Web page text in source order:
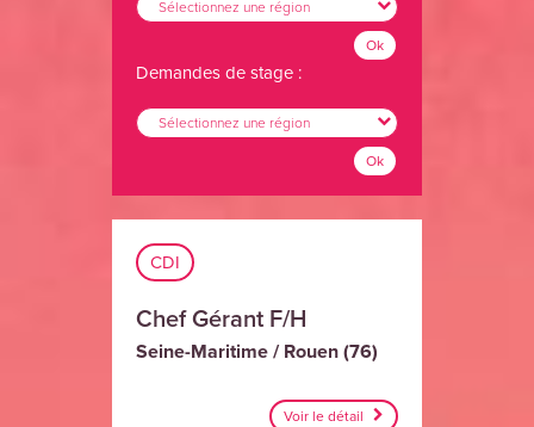
Sélectionnez une région
Ok
Demandes de stage :
Sélectionnez une région
Ok
CDI
Chef Gérant F/H
Seine-Maritime / Rouen (76)
Voir le détail